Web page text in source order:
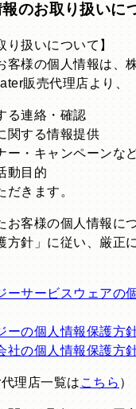
報のお取り扱いに
り扱いについて】
客様の個人情報は、
販売代理店より、
る連絡・確認
関する情報提供
ー・キャンペーンな
動目的
だきます。
お客様の個人情報に
方針」に従い、厳正
ーサービスウェアの
ーの個人情報保護方
社の個人情報保護方
理店一覧は こちら ）